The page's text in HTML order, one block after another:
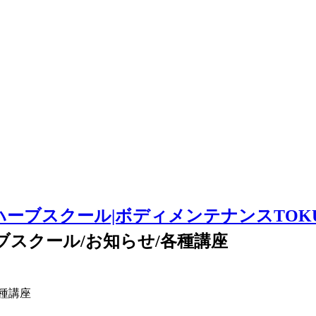
スクール/お知らせ/各種講座
講座